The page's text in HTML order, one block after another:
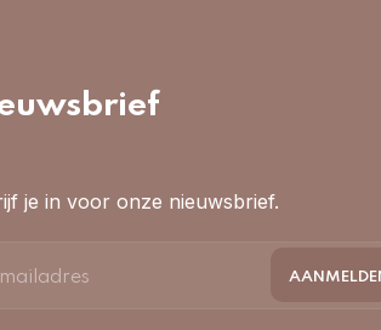
je in voor onze nieuwsbrief.